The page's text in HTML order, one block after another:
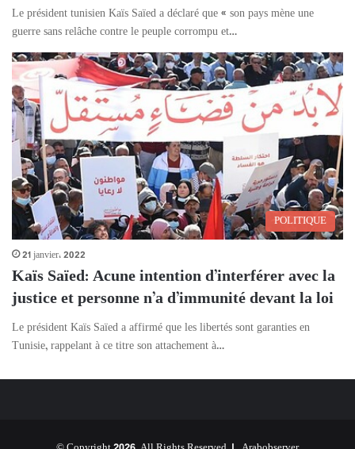
Le président tunisien Kaïs Saïed a déclaré que « son pays mène une
guerre sans relâche contre le peuple corrompu et…
POLITIQUE
21 janvier، 2022
Kaïs Saïed: Acune intention d’interférer avec la
justice et personne n’a d’immunité devant la loi
Le président Kaïs Saïed a affirmé que les libertés sont garanties en
Tunisie, rappelant à ce titre son attachement à…